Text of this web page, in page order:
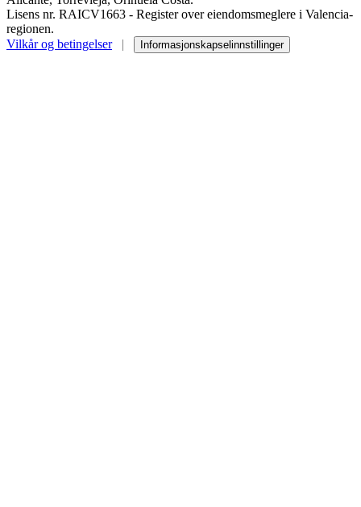
Lisens nr. RAICV1663 - Register over eiendomsmeglere i Valencia-
regionen.
Vilkår og betingelser
| Informasjonskapselinnstillinger